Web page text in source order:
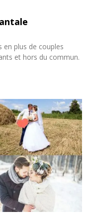
en plus de couples
et hors du commun.